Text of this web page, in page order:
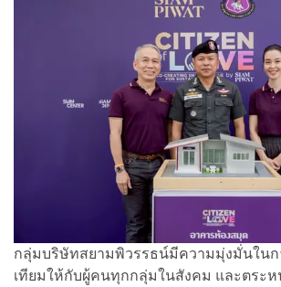
กลุ่มบริษัทสยามพิวรรธน์มีความมุ่งมั่นในก
เทียมให้กับผู้คนทุกกลุ่มในสังคม และตระ